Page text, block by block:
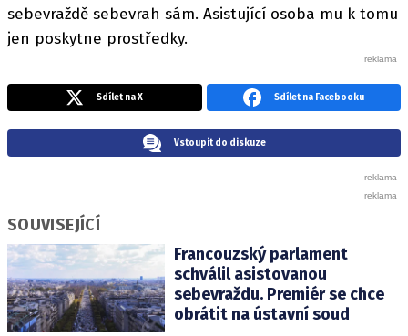
sebevraždě sebevrah sám. Asistující osoba mu k tomu
jen poskytne prostředky.
Sdílet na X Sdílet na Facebooku
Vstoupit do diskuze
SOUVISEJÍCÍ
Francouzský parlament
schválil asistovanou
sebevraždu. Premiér se chce
obrátit na ústavní soud